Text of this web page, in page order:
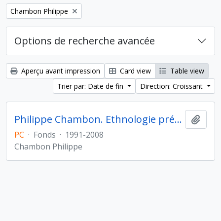
Remove filter:
Chambon Philippe
Options de recherche avancée
Aperçu avant impression Card view
Table view
Trier par: Date de fin
Direction: Croissant
Philippe Chambon. Ethnologie préhistorique
PC · Fonds · 1991-2008
Chambon Philippe